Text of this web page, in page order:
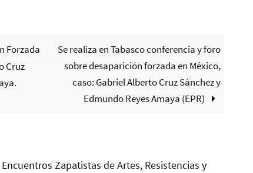
Forzada
Cruz
Se realiza en Tabasco conferencia y foro
sobre desaparición forzada en México,
caso: Gabriel Alberto Cruz Sánchez y
Edmundo Reyes Amaya (EPR)
Zapatistas de Artes, Resistencias y